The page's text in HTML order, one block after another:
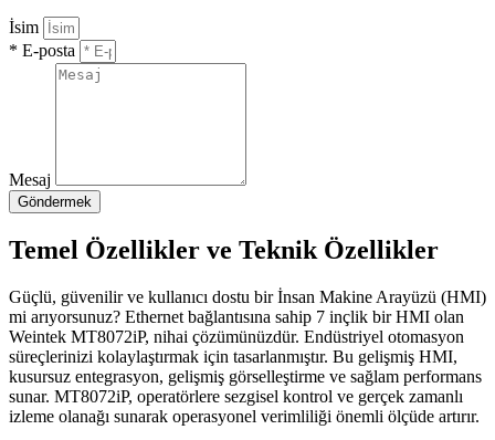
İsim
* E-posta
Mesaj
Göndermek
Temel Özellikler ve Teknik Özellikler
Güçlü, güvenilir ve kullanıcı dostu bir İnsan Makine Arayüzü (HMI)
mi arıyorsunuz? Ethernet bağlantısına sahip 7 inçlik bir HMI olan
Weintek MT8072iP, nihai çözümünüzdür. Endüstriyel otomasyon
süreçlerinizi kolaylaştırmak için tasarlanmıştır. Bu gelişmiş HMI,
kusursuz entegrasyon, gelişmiş görselleştirme ve sağlam performans
sunar. MT8072iP, operatörlere sezgisel kontrol ve gerçek zamanlı
izleme olanağı sunarak operasyonel verimliliği önemli ölçüde artırır.